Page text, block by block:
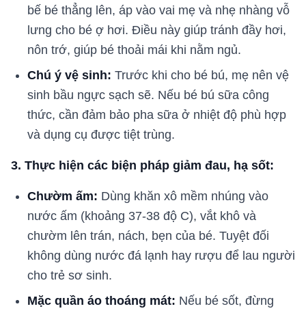
bế bé thẳng lên, áp vào vai mẹ và nhẹ nhàng vỗ
lưng cho bé ợ hơi. Điều này giúp tránh đầy hơi,
nôn trớ, giúp bé thoải mái khi nằm ngủ.
Chú ý vệ sinh: Trước khi cho bé bú, mẹ nên vệ
sinh bầu ngực sạch sẽ. Nếu bé bú sữa công
thức, cần đảm bảo pha sữa ở nhiệt độ phù hợp
và dụng cụ được tiệt trùng.
3. Thực hiện các biện pháp giảm đau, hạ sốt:
Chườm ấm: Dùng khăn xô mềm nhúng vào
nước ấm (khoảng 37-38 độ C), vắt khô và
chườm lên trán, nách, bẹn của bé. Tuyệt đối
không dùng nước đá lạnh hay rượu để lau người
cho trẻ sơ sinh.
Mặc quần áo thoáng mát: Nếu bé sốt, đừng